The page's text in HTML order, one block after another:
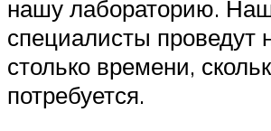
нашу лабораторию.
специалисты проведут
столько времени,
потребуется.